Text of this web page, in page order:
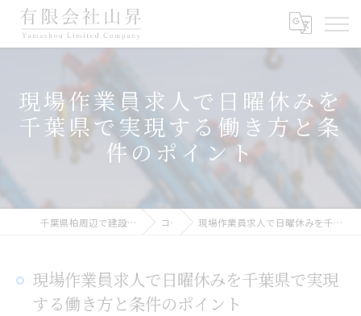
現場作業員求人で日曜休みを
千葉県で実現する働き方と条
件のポイント
千葉県柏周辺で建設業の求人なら有限会社山昇 コラム 現場作業員求人で日曜休みを千葉県で実現する働き方と条件のポイント
現場作業員求人で日曜休みを千葉県で実現
する働き方と条件のポイント